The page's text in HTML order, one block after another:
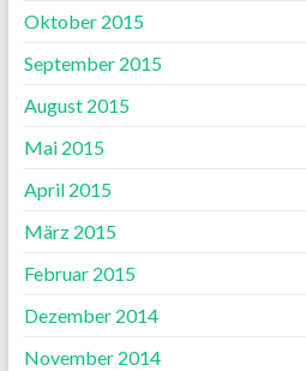
Oktober 2015
September 2015
August 2015
Mai 2015
April 2015
März 2015
Februar 2015
Dezember 2014
November 2014